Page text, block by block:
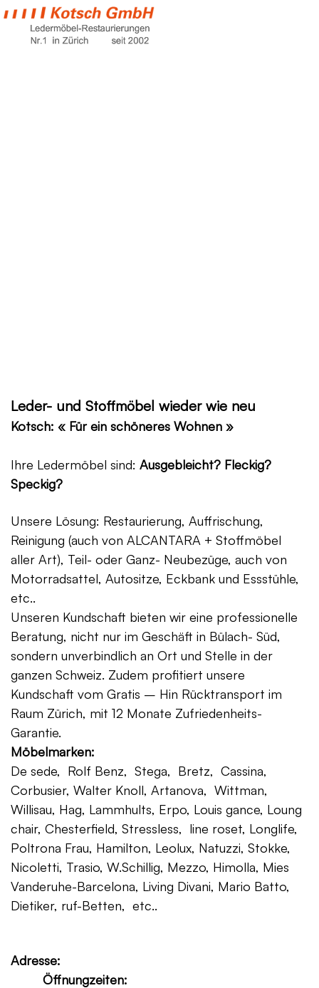
Leder- und Stoffmöbel wieder wie neu
Kotsch: « Für ein schöneres Wohnen »
Ihre Ledermöbel sind: Ausgebleicht? Fleckig?
Speckig?
Unsere Lösung: Restaurierung, Auffrischung,
Reinigung (auch von ALCANTARA + Stoffmöbel
aller Art), Teil- oder Ganz- Neubezüge, auch von
Motorradsattel, Autositze, Eckbank und Essstühle,
etc..
Unseren Kundschaft bieten wir eine professionelle
Beratung, nicht nur im Geschäft in Bülach- Süd,
sondern unverbindlich an Ort und Stelle in der
ganzen Schweiz. Zudem profitiert unsere
Kundschaft vom Gratis – Hin Rücktransport im
Raum Zürich, mit 12 Monate Zufriedenheits-
Garantie.
Möbelmarken:
De sede, Rolf Benz, Stega, Bretz, Cassina,
Corbusier, Walter Knoll, Artanova, Wittman,
Willisau, Hag, Lammhults, Erpo, Louis gance, Loung
chair, Chesterfield, Stressless, line roset, Longlife,
Poltrona Frau, Hamilton, Leolux, Natuzzi, Stokke,
Nicoletti, Trasio, W.Schillig, Mezzo, Himolla, Mies
Vanderuhe-Barcelona, Living Divani, Mario Batto,
Dietiker, ruf-Betten, etc..
Adresse:
Öffnungzeiten: